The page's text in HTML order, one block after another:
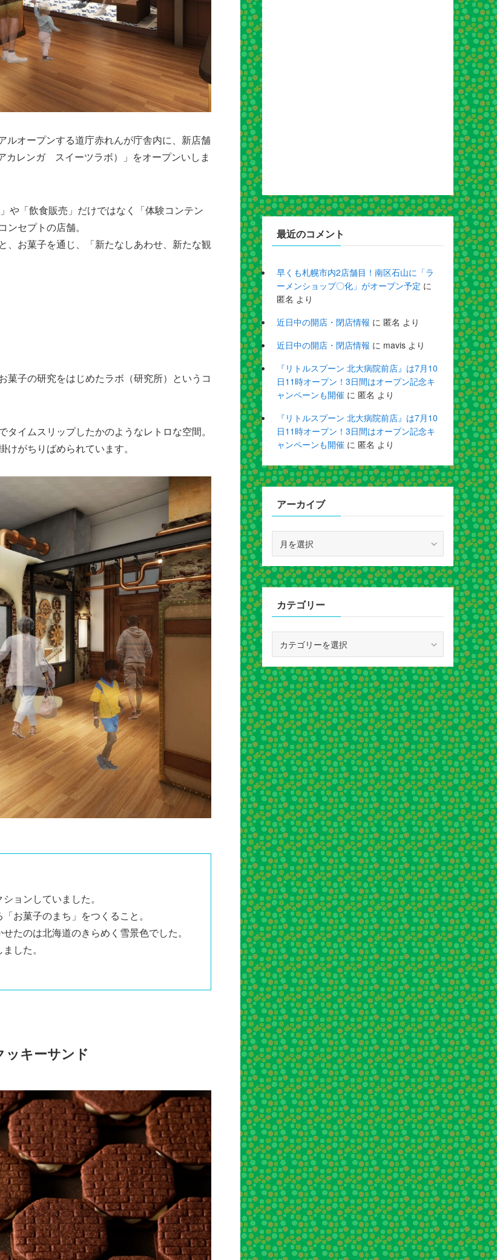
オープンする道庁赤れんが庁舎内に、新店舗
カレンガ スイーツラボ）」をオープンいしま
や「飲食販売」だけではなく「体験コンテン
セプトの店舗。
、お菓子を通じ、「新たなしあわせ、新たな観
菓子の研究をはじめたラボ（研究所）というコ
イムスリップしたかのようなレトロな空間。
がちりばめられています。
ョンしていました。
お菓子のまち」をつくること。
たのは北海道のきらめく雪景色でした。
した。
ッキーサンド
最近のコメント
早くも札幌市内2店舗目！南区石山に「ラ
ーメンショップ〇化」がオープン予定 に
匿名 より
近日中の開店・閉店情報 に 匿名 より
近日中の開店・閉店情報 に mavis より
『リトルスプーン 北大病院前店』は7月10
日11時オープン！3日間はオープン記念キ
ャンペーンも開催 に 匿名 より
『リトルスプーン 北大病院前店』は7月10
日11時オープン！3日間はオープン記念キ
ャンペーンも開催 に 匿名 より
アーカイブ
カ
イ
ブ
カテゴリー
ゴ
リ
ー